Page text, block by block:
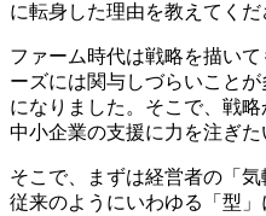
に転身した理由を教えてくだ
ファーム時代は戦略を描い
ーズには関与しづらいこと
になりました。そこで、戦
中小企業の支援に力を注ぎた
そこで、まずは経営者の「気
従来のようにいわゆる
「型